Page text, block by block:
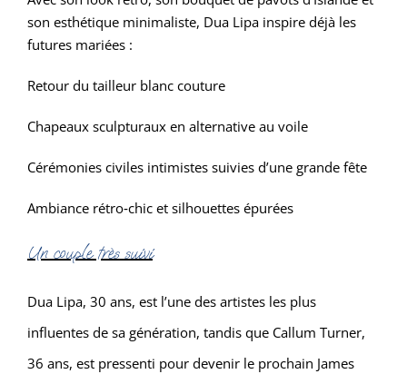
son esthétique minimaliste, Dua Lipa inspire déjà les
futures mariées :
Retour du tailleur blanc couture
Chapeaux sculpturaux en alternative au voile
Cérémonies civiles intimistes suivies d’une grande fête
Ambiance rétro‑chic et silhouettes épurées
Un couple très suivi
Dua Lipa, 30 ans, est l’une des artistes les plus
influentes de sa génération, tandis que Callum Turner,
36 ans, est pressenti pour devenir le prochain James